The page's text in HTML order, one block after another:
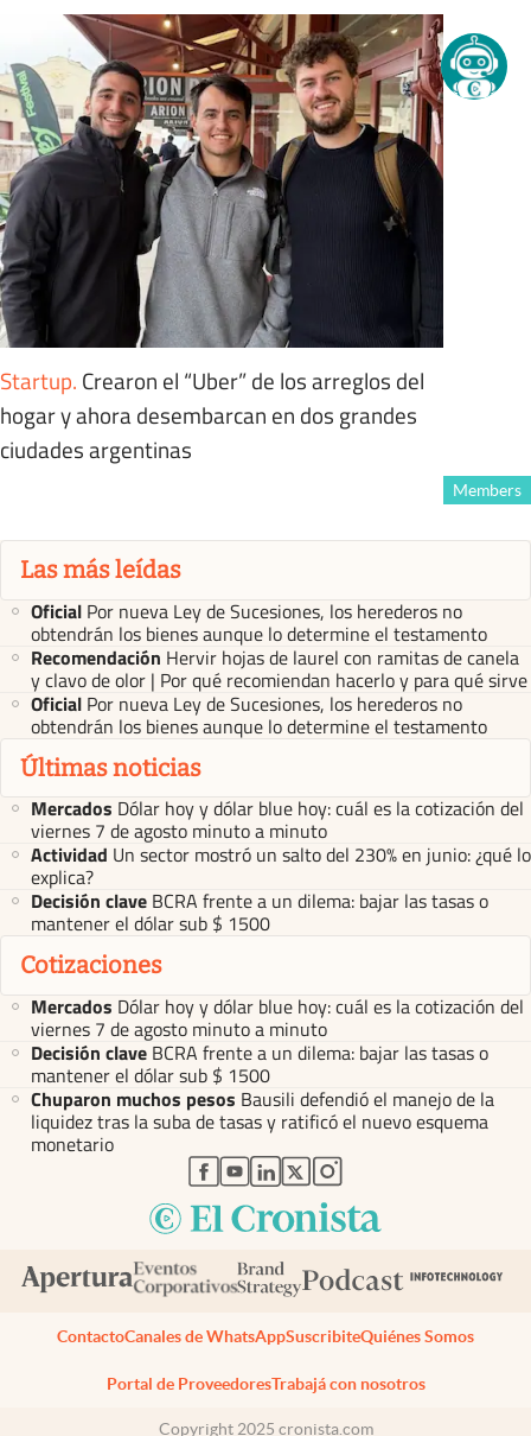
Startup. Crearon el “Uber” de los arreglos del
hogar y ahora desembarcan en dos grandes
ciudades argentinas
Members
Las más leídas
Oficial Por nueva Ley de Sucesiones, los herederos no
obtendrán los bienes aunque lo determine el testamento
Recomendación Hervir hojas de laurel con ramitas de canela
y clavo de olor | Por qué recomiendan hacerlo y para qué sirve
Oficial Por nueva Ley de Sucesiones, los herederos no
obtendrán los bienes aunque lo determine el testamento
Últimas noticias
Mercados Dólar hoy y dólar blue hoy: cuál es la cotización del
viernes 7 de agosto minuto a minuto
Actividad Un sector mostró un salto del 230% en junio: ¿qué lo
explica?
Decisión clave BCRA frente a un dilema: bajar las tasas o
mantener el dólar sub $ 1500
Cotizaciones
Mercados Dólar hoy y dólar blue hoy: cuál es la cotización del
viernes 7 de agosto minuto a minuto
Decisión clave BCRA frente a un dilema: bajar las tasas o
mantener el dólar sub $ 1500
Chuparon muchos pesos Bausili defendió el manejo de la
liquidez tras la suba de tasas y ratificó el nuevo esquema
monetario
abre en nueva pestaña
abre en nueva pestaña
abre en nueva pestaña
abre en nueva pestaña
abre en nueva pestaña
ContactoCanales de WhatsAppSuscribiteQuiénes Somos
Portal de ProveedoresTrabajá con nosotros
Copyright 2025 cronista.com